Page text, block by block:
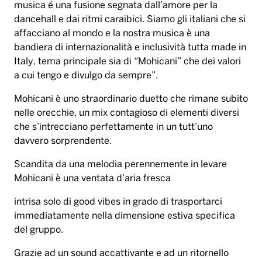
musica é una fusione segnata dall’amore per la
dancehall e dai ritmi caraibici. Siamo gli italiani che si
affacciano al mondo e la nostra musica è una
bandiera di internazionalità e inclusività tutta made in
Italy, tema principale sia di “Mohicani” che dei valori
a cui tengo e divulgo da sempre”.
Mohicani è uno straordinario duetto che rimane subito
nelle orecchie, un mix contagioso di elementi diversi
che s’intrecciano perfettamente in un tutt’uno
davvero sorprendente.
Scandita da una melodia perennemente in levare
Mohicani è una ventata d’aria fresca
intrisa solo di good vibes in grado di trasportarci
immediatamente nella dimensione estiva specifica
del gruppo.
Grazie ad un sound accattivante e ad un ritornello